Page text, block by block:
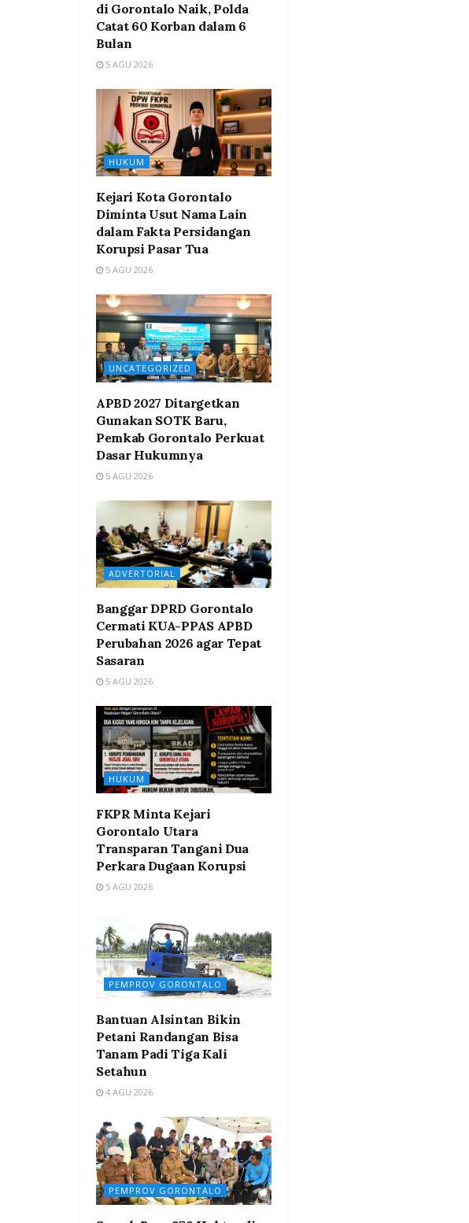
di Gorontalo Naik, Polda
Catat 60 Korban dalam 6
Bulan
5 AGU 2026
HUKUM
Kejari Kota Gorontalo
Diminta Usut Nama Lain
dalam Fakta Persidangan
Korupsi Pasar Tua
5 AGU 2026
UNCATEGORIZED
APBD 2027 Ditargetkan
Gunakan SOTK Baru,
Pemkab Gorontalo Perkuat
Dasar Hukumnya
5 AGU 2026
ADVERTORIAL
Banggar DPRD Gorontalo
Cermati KUA-PPAS APBD
Perubahan 2026 agar Tepat
Sasaran
5 AGU 2026
HUKUM
FKPR Minta Kejari
Gorontalo Utara
Transparan Tangani Dua
Perkara Dugaan Korupsi
5 AGU 2026
PEMPROV GORONTALO
Bantuan Alsintan Bikin
Petani Randangan Bisa
Tanam Padi Tiga Kali
Setahun
4 AGU 2026
PEMPROV GORONTALO